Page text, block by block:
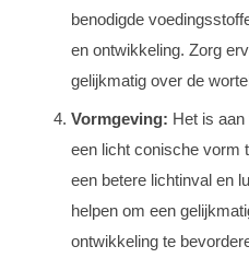
benodigde
en ontwikkeling. Zorg
gelijkmatig over de
Vormgeving: Het is
een licht conische vorm
een betere lichtinval en
helpen om een
ontwikkeling te